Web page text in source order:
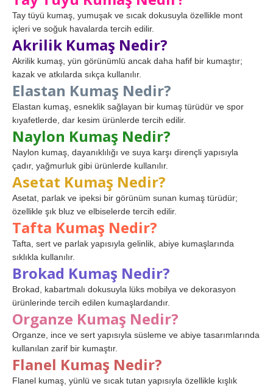
Tay tüyü kumaş, yumuşak ve sıcak dokusuyla özellikle mont
içleri ve soğuk havalarda tercih edilir.
Akrilik Kumaş Nedir?
Akrilik kumaş, yün görünümlü ancak daha hafif bir kumaştır;
kazak ve atkılarda sıkça kullanılır.
Elastan Kumaş Nedir?
Elastan kumaş, esneklik sağlayan bir kumaş türüdür ve spor
kıyafetlerde, dar kesim ürünlerde tercih edilir.
Naylon Kumaş Nedir?
Naylon kumaş, dayanıklılığı ve suya karşı dirençli yapısıyla
çadır, yağmurluk gibi ürünlerde kullanılır.
Asetat Kumaş Nedir?
Asetat, parlak ve ipeksi bir görünüm sunan kumaş türüdür;
özellikle şık bluz ve elbiselerde tercih edilir.
Tafta Kumaş Nedir?
Tafta, sert ve parlak yapısıyla gelinlik, abiye kumaşlarında
sıklıkla kullanılır.
Brokad Kumaş Nedir?
Brokad, kabartmalı dokusuyla lüks mobilya ve dekorasyon
ürünlerinde tercih edilen kumaşlardandır.
Organze Kumaş Nedir?
Organze, ince ve sert yapısıyla süsleme ve abiye tasarımlarında
kullanılan zarif bir kumaştır.
Flanel Kumaş Nedir?
Flanel kumaş, yünlü ve sıcak tutan yapısıyla özellikle kışlık